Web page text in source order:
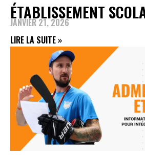
ÉTABLISSEMENT
JANVIER 21, 2026
LIRE LA SUITE »